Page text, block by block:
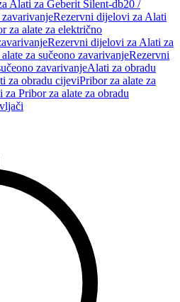
Alati za Geberit Silent-db20 /
Rezervni dijelovi za Alati
za alate za električno
Rezervni dijelovi za Alati za
za sučeono zavarivanjeRezervni
zavarivanjeAlati za obradu
za obradu cijeviPribor za alate za
Pribor za alate za obradu